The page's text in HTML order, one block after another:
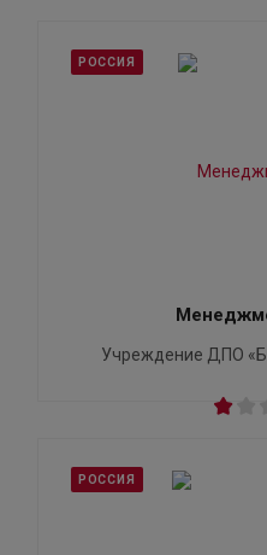
РОССИЯ
Учреждение ДПО
РОССИЯ